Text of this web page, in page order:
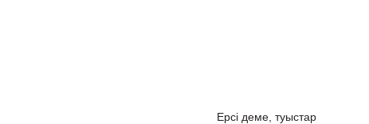
Ерсі деме, туыстар